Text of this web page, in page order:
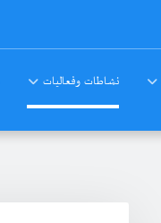
نشاطات وفعاليات